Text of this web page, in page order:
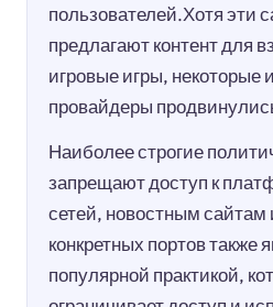
пользователей.Хотя эти
предлагают контент для
игровые игры, некоторые
провайдеры
Наиболее строгие
запрещают доступ к
сетей, новостным сайтам
конкретных портов также
популярной практикой,